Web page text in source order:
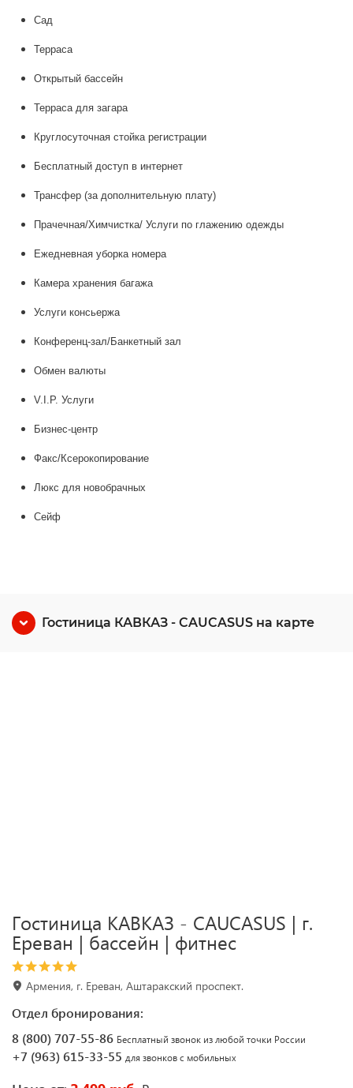
Сад
Терраса
Открытый бассейн
Терраса для загара
Круглосуточная стойка регистрации
Бесплатный доступ в интернет
Трансфер (за дополнительную плату)
Прачечная/Химчистка/ Услуги по глажению одежды
Ежедневная уборка номера
Камера хранения багажа
Услуги консьержа
Конференц-зал/Банкетный зал
Обмен валюты
V.I.P. Услуги
Бизнес-центр
Факс/Ксерокопирование
Люкс для новобрачных
Сейф
Гостиница КАВКАЗ - CAUCASUS на карте
Гостиница КАВКАЗ - CAUCASUS | г.
Ереван | бассейн | фитнес
Армения, г. Ереван, Аштаракский проспект.
Отдел бронирования:
8 (800) 707-55-86 Бесплатный звонок из любой точки России
+7 (963) 615-33-55 для звонков с мобильных